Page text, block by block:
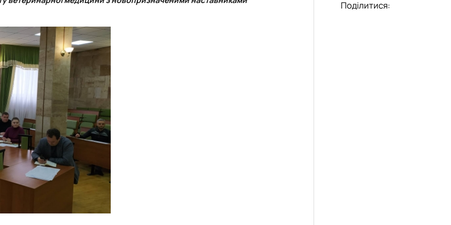
вченою радою факультет…
ветеринарної медицини …
Поділитися: